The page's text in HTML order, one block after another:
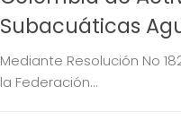
Subacuáticas
Mediante Resolución No
la Federación...